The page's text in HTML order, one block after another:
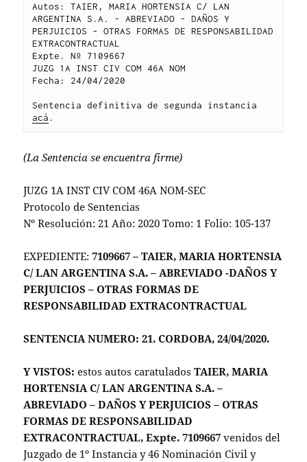
Autos: TAIER, MARIA HORTENSIA C/ LAN
ARGENTINA S.A. - ABREVIADO - DAÑOS Y
PERJUICIOS - OTRAS FORMAS DE RESPONSABILIDAD
EXTRACONTRACTUAL
Expte. Nº 7109667
JUZG 1A INST CIV COM 46A NOM
Fecha: 24/04/2020
acá.
(La Sentencia se encuentra firme)
JUZG 1A INST CIV COM 46A NOM-SEC
Protocolo de Sentencias
Nº Resolución: 21 Año: 2020 Tomo: 1 Folio: 105-137
EXPEDIENTE:7109667 – TAIER, MARIA HORTENSIA
C/ LAN ARGENTINA S.A. – ABREVIADO -DAÑOS Y
PERJUICIOS – OTRAS FORMAS DE
RESPONSABILIDAD EXTRACONTRACTUAL
SENTENCIA NUMERO: 21. CORDOBA, 24/04/2020.
Y VISTOS:estos autos caratuladosTAIER, MARIA
HORTENSIA C/ LAN ARGENTINA S.A. –
ABREVIADO – DAÑOS Y PERJUICIOS – OTRAS
FORMAS DE RESPONSABILIDAD
EXTRACONTRACTUAL, Expte. 7109667 venidos del
Juzgado de 1º Instancia y 46 Nominación Civil y